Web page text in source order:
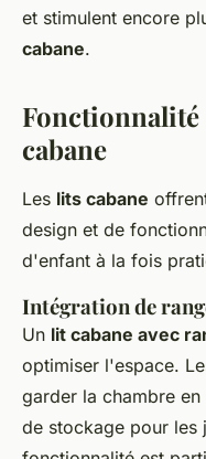
et stimulent encore
cabane.
cabane
Les lits cabane
design et de
d'enfant à la fois
Intégration de
Un lit cabane avec
optimiser l'espace.
garder la chambre
de stockage pour les